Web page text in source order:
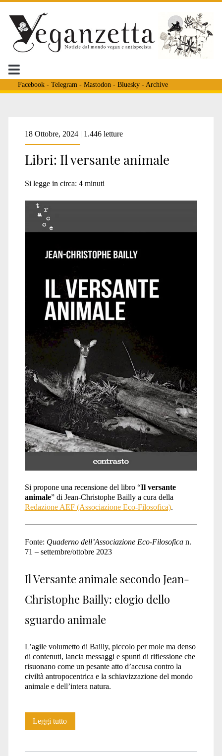
Facebook- Telegram - Mastodon - Bluesky- Archive
Tag:
<span>Jean-
Christophe
Bailly</span>
18 Ottobre, 2024 | 1.446 letture
Libri: Il versante animale
Si legge in circa: 4 minuti
Si propone una recensione del libro “Il versante
animale” di Jean-Christophe Bailly a cura della
Redazione AEF (Associazione Eco-Filosofica).
Fonte: Quaderno dell’Associazione Eco-Filosofican.
71 – settembre/ottobre 2023
Il Versante animale secondo Jean-
Christophe Bailly: elogio dello
sguardo animale
L’agile volumetto di Bailly, piccolo per mole ma denso
di contenuti, lancia messaggi e spunti di riflessione che
risuonano come un pesante atto d’accusa contro la
civiltà antropocentrica e la schiavizzazione del mondo
animale e dell’intera natura.
Leggi tuttoLibri: